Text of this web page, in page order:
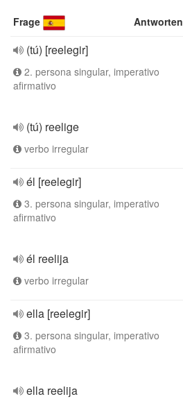
Frage Antworten
(tú) [reelegir]
2. persona singular, imperativo
afirmativo
(tú) reelige
verbo irregular
él [reelegir]
3. persona singular, imperativo
afirmativo
él reelija
verbo irregular
ella [reelegir]
3. persona singular, imperativo
afirmativo
ella reelija